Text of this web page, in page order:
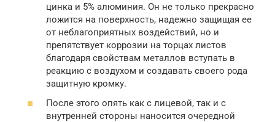
цинка и 5% алюминия. Он не только прекрасно
ложится на поверхность, надежно защищая ее
от неблагоприятных воздействий, но и
препятствует коррозии на торцах листов
благодаря свойствам металлов вступать в
реакцию с воздухом и создавать своего рода
защитную кромку.
После этого опять как с лицевой, так и с
внутренней стороны наносится очередной